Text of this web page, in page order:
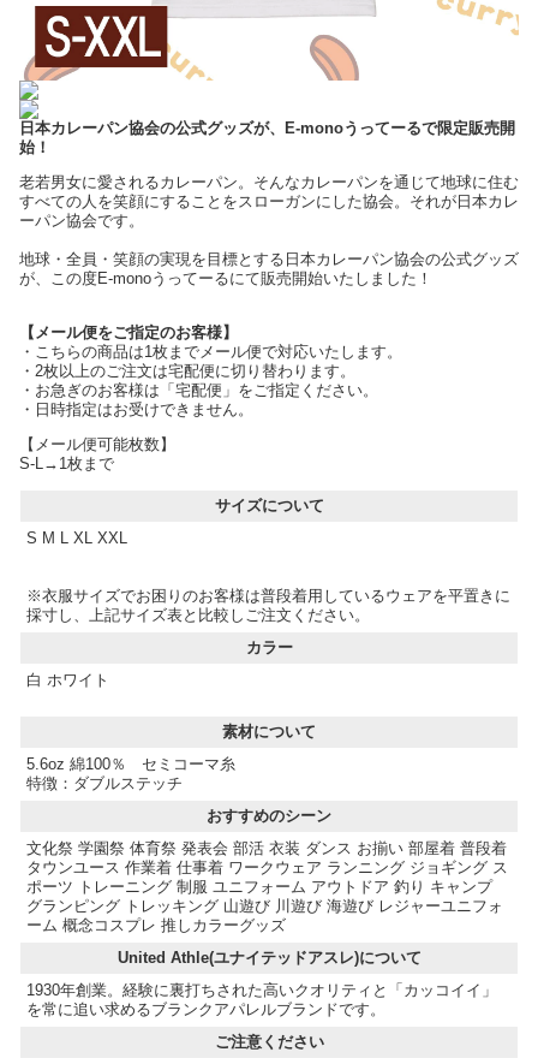
日本カレーパン協会の公式グッズが、E-monoうってーるで限定販売開
始！
老若男女に愛されるカレーパン。そんなカレーパンを通じて地球に住む
すべての人を笑顔にすることをスローガンにした協会。それが日本カレ
ーパン協会です。
地球・全員・笑顔の実現を目標とする日本カレーパン協会の公式グッズ
が、この度E-monoうってーるにて販売開始いたしました！
【メール便をご指定のお客様】
・こちらの商品は1枚までメール便で対応いたします。
・2枚以上のご注文は宅配便に切り替わります。
・お急ぎのお客様は「宅配便」をご指定ください。
・日時指定はお受けできません。
【メール便可能枚数】
S-L→1枚まで
サイズについて
S M L XL XXL
※衣服サイズでお困りのお客様は普段着用しているウェアを平置きに
採寸し、上記サイズ表と比較しご注文ください。
カラー
白 ホワイト
素材について
5.6oz 綿100％ セミコーマ糸
特徴：ダブルステッチ
おすすめのシーン
文化祭 学園祭 体育祭 発表会 部活 衣装 ダンス お揃い 部屋着 普段着
タウンユース 作業着 仕事着 ワークウェア ランニング ジョギング ス
ポーツ トレーニング 制服 ユニフォーム アウトドア 釣り キャンプ
グランピング トレッキング 山遊び 川遊び 海遊び レジャーユニフォ
ーム 概念コスプレ 推しカラーグッズ
United Athle(ユナイテッドアスレ)について
1930年創業。経験に裏打ちされた高いクオリティと「カッコイイ」
を常に追い求めるブランクアパレルブランドです。
ご注意ください